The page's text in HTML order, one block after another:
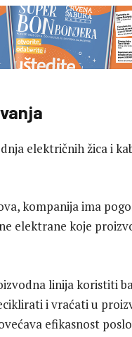
električnih žica i
kompanija ima
elektrane koje
linija koristiti
i vraćati u
efikasnost